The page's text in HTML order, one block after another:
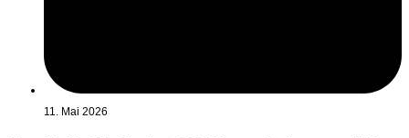
11. Mai 2026